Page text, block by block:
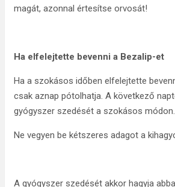
magát, azonnal értesítse orvosát!
Ha elfelejtette bevenni a Bezalip-et
Ha a szokásos időben elfelejtette
csak aznap pótolhatja. A következő
gyógyszer szedését a szokásos módon.
Ne vegyen be kétszeres adagot a
A gyógyszer szedését akkor hagyja